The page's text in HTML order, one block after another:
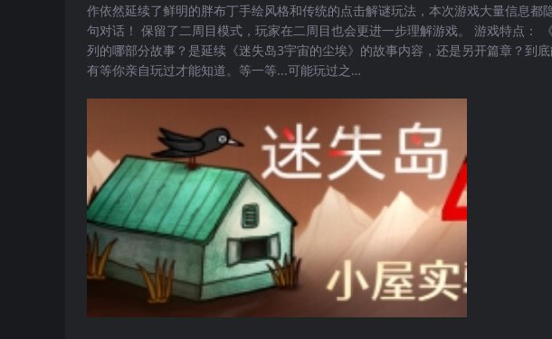
【游戏特色】
复古魔性的2D手绘画面
作依然延续了鲜明的胖布丁手绘风格和传统的点击解谜玩法，本次游戏大量信息都
句对话！ 保留了二周目模式，玩家在二周目也会更进一步理解游戏。 游戏特点：
列的哪部分故事？是延续《迷失岛3宇宙的尘埃》的故事内容，还是另开篇章？到
有等你亲自玩过才能知道。等一等...可能玩过之…